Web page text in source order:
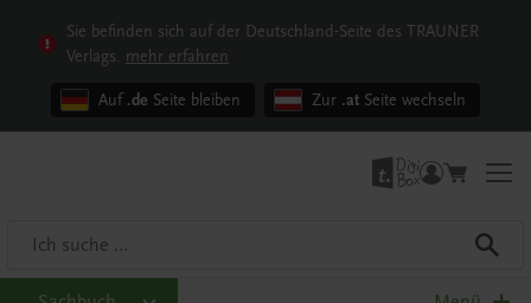
Sie befinden sich auf der Deutschland-Seite des TRAUNER
Verlags. mehr erfahren
Auf .de Seite bleiben Zur .at Seite wechseln